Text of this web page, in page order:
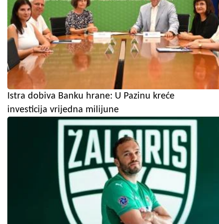
Istra dobiva Banku hrane: U Pazinu kreće
investicija vrijedna milijune